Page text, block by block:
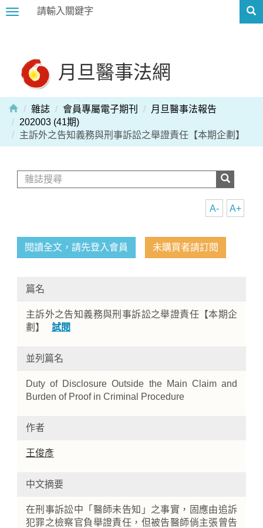
Toggle
月旦醫事法網
Home
雜誌 會員專屬電子期刊
月旦醫事法報告
202003 (41期)
主訴外之告知義務與刑事訴訟之舉證責任【本期企劃】
A+
A-
閱讀全文，請先登入會員 未購買者請訂閱
篇名
主訴外之告知義務與刑事訴訟之舉證責任【本期企
劃】 試閱
並列篇名
Duty of Disclosure Outside the Main Claim and
Burden of Proof in Criminal Procedure
作者
王俊彥
中文摘要
在刑事訴訟中「醫師未告知」之事實，固應由追訴
犯罪之檢察官負舉證責任，但被告醫師倘主張曾告